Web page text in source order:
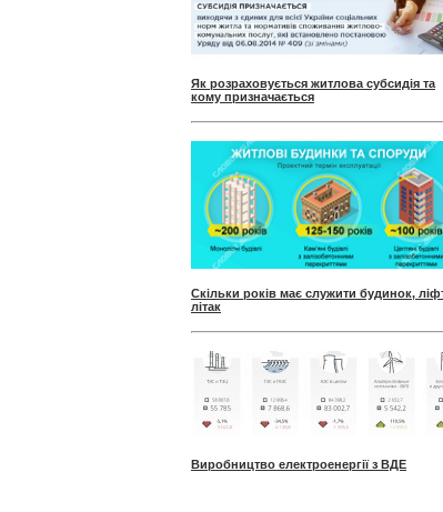
Як розраховується житлова субсидія та
кому призначається
Скільки років має служити будинок,
літак
Виробництво електроенергії з ВДЕ